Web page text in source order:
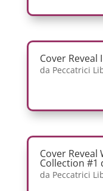
Cover
da Peccatrici
Cover Reveal
Collection #1
da Peccatrici